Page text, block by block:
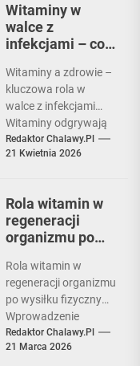
które zapewnia
organizmowi
odpowiednią ilość...
Witaminy w
walce z
infekcjami – co
Witaminy a zdrowie –
kluczowa rola w
walce z infekcjami
Witaminy odgrywają
kluczową rolę w
utrzymaniu zdrowia i
Redaktor Chalawy.pl
21 Kwietnia 2026
Rola witamin w
regeneracji
organizmu po
fizycznym.
Rola witamin w
regeneracji organizmu
po wysiłku fizycznym
Wprowadzenie
Regularna aktywność
fizyczna jest
Redaktor Chalawy.pl
21 Marca 2026